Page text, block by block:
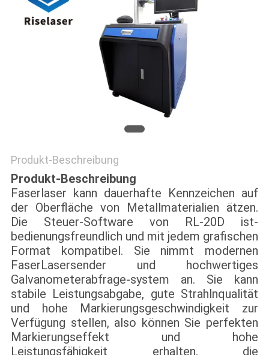
SITEMAP
Produkt-Beschreibung
Produkt-Beschreibung
Faserlaser kann dauerhafte Kennzeichen auf
der Oberfläche von Metallmaterialien ätzen.
Die Steuer-Software von RL-20D ist-
bedienungsfreundlich und mit jedem grafischen
Format kompatibel. Sie nimmt modernen
FaserLasersender und hochwertiges
Galvanometerabfrage-system an. Sie kann
stabile Leistungsabgabe, gute Strahlnqualität
und hohe Markierungsgeschwindigkeit zur
Verfügung stellen, also können Sie perfekten
Markierungseffekt und hohe
Leistungsfähigkeit erhalten, die